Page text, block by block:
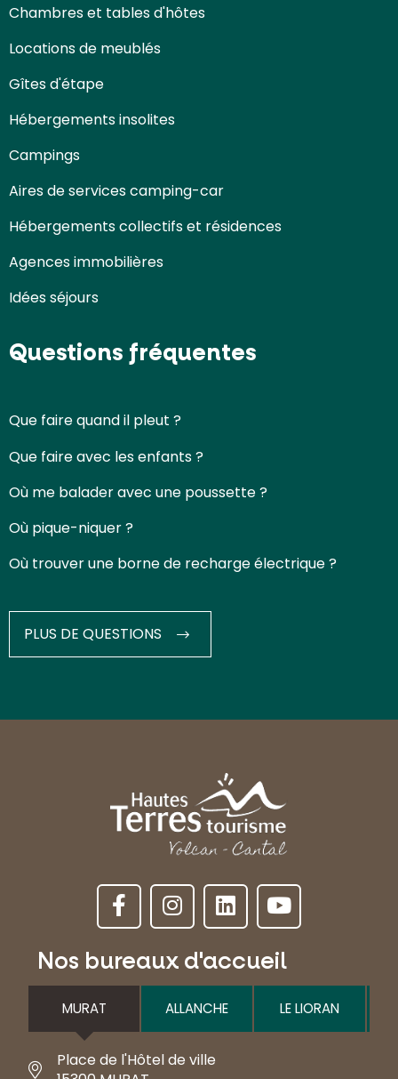
Chambres et tables d'hôtes
Locations de meublés
Gîtes d'étape
Hébergements insolites
Campings
Aires de services camping-car
Hébergements collectifs et résidences
Agences immobilières
Idées séjours
Questions fréquentes
Que faire quand il pleut ?
Que faire avec les enfants ?
Où me balader avec une poussette ?
Où pique-niquer ?
Où trouver une borne de recharge électrique ?
PLUS DE QUESTIONS
Nos bureaux d'accueil
MURAT ALLANCHE LE LIORAN
Place de l'Hôtel de ville